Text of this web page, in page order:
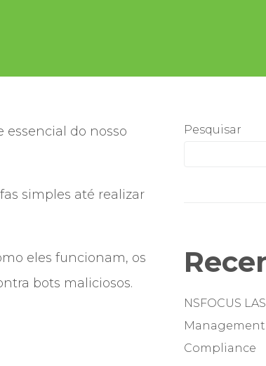
essencial do nosso
simples até realizar
eles funcionam, os
bots maliciosos.
Pesquisar
NSFOCUS
Compliance